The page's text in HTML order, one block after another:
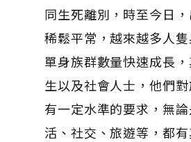
同生死離別，時至今日
稀鬆平常，越來越多人隻
單身族群數量快速成長
生以及社會人士，他們
有一定水準的要求，無
活、社交、旅遊等，都